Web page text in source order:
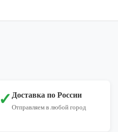
✓ Доставка по России
Отправляем в любой город